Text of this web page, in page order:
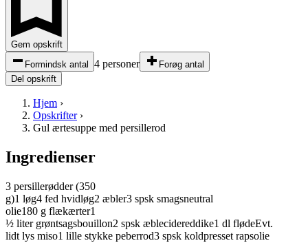
Gem opskrift
Formindsk antal
4 personer
Forøg antal
Del opskrift
Hjem ›
Opskrifter›
Gul ærtesuppe med persillerod
Ingredienser
3 persillerødder (350
g)1 løg4 fed hvidløg2 æbler3 spsk smagsneutral
olie180 g flækærter1
½ liter grøntsagsbouillon2 spsk æblecidereddike1 dl flødeEvt.
lidt lys miso1 lille stykke peberrod3 spsk koldpresset rapsolie